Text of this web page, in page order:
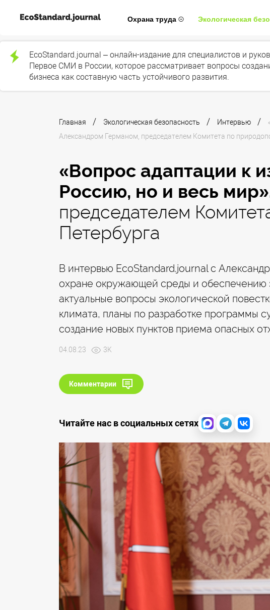
Охрана труда Экологическая
EcoStandard.journal – онлайн-издание для специалистов и
Первое СМИ в России, которое рассматривает вопросы
бизнеса как составную часть устойчивого развития.
Главная / Экологическая безопасность / Интервью /
Александром Германом, председателем Комитета по
«Вопрос адаптации к
Россию, но и весь
председателем
Петербурга
В интервью EcoStandard.journal с
охране окружающей среды и обеспечению
актуальные вопросы экологической
климата, планы по разработке программы
создание новых пунктов приема опасных
04.08.23 3K
Комментарии
Читайте нас в социальных сетях